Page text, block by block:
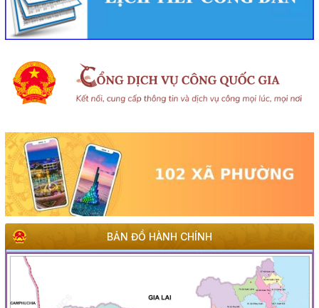
BẢN ĐỒ HÀNH CHÍNH